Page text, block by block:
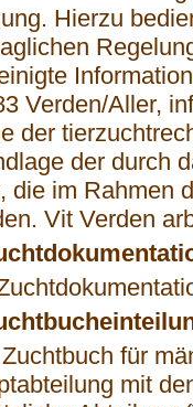
Hierzu
Verden/Aller,
der
der durch
die im Rahmen
Vit Verden
für
mit